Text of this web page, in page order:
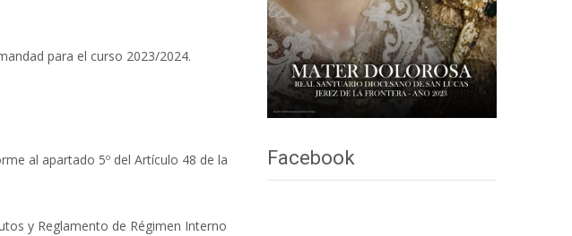
para el curso 2023/2024.
al apartado 5º del Artículo 48 de la
y Reglamento de Régimen Interno
Facebook